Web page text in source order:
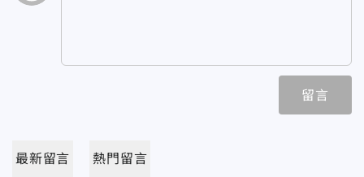
留言
最新留言 熱門留言